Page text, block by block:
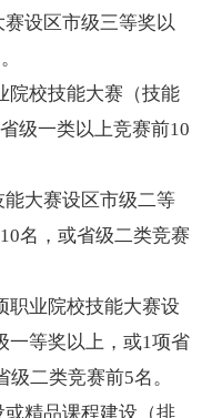
设区市级三等奖以
院校技能大赛（技能
级一类以上竞赛前10
大赛设区市级二等
10名，或省级二类竞赛
职业院校技能大赛设
一等奖以上，或1项省
级二类竞赛前5名。
精品课程建设（排